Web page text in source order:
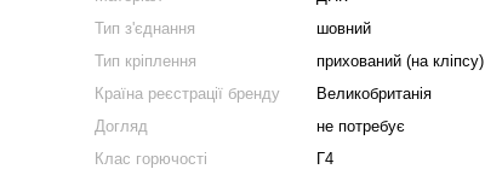
Тип з'єднання
шовний
Тип кріплення
прихований (на кліпсу)
Країна реєстрації бренду
Великобританія
Догляд
не потребує
Клас горючості
Г4